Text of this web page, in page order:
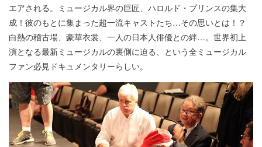
エアされる。ミュージカル界の巨匠、ハロルド・プリンスの集大
成！彼のもとに集まった超一流キャストたち…その思いとは！？
白熱の稽古場、豪華衣裳、一人の日本人俳優との絆…。世界初上
演となる最新ミュージカルの裏側に迫る、という全ミュージカル
ファン必見ドキュメンタリーらしい。